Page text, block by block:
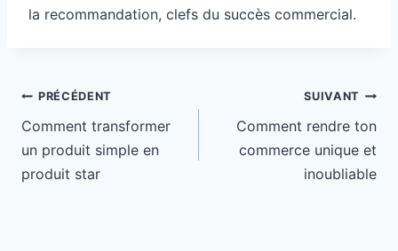
la recommandation, clefs du succès commercial.
Navigation
de
l’article
PRÉCÉDENT
Comment transformer
un produit simple en
produit star
SUIVANT
Comment rendre ton
commerce unique et
inoubliable